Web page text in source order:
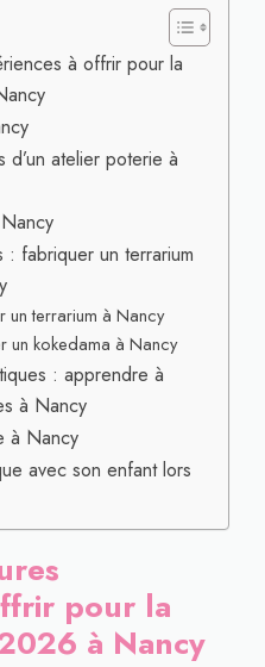
à offrir pour la
d’un atelier poterie à
fabriquer un terrarium
terrarium à Nancy
un kokedama à Nancy
: apprendre à
à Nancy
à Nancy
avec son enfant lors
pour la
à Nancy